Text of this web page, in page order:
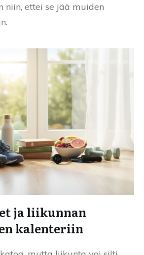
niin, ettei se jää muiden
ja liikunnan
kalenteriin